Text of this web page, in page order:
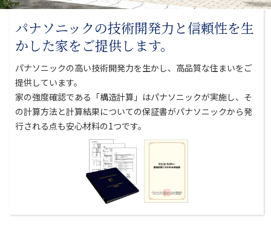
パナソニックの技術開発力と信頼性を生
かした家をご提供します。
パナソニックの高い技術開発力を生かし、高品質な住まいをご
提供しています。
家の強度確認である「構造計算」はパナソニックが実施し、そ
の計算方法と計算結果についての保証書がパナソニックから発
行される点も安心材料の1つです。